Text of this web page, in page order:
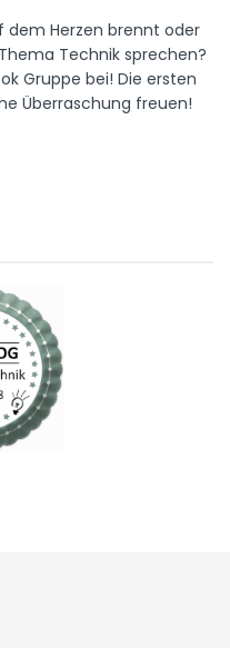
dem Herzen brennt oder
Technik sprechen?
Gruppe bei! Die ersten
Überraschung freuen!